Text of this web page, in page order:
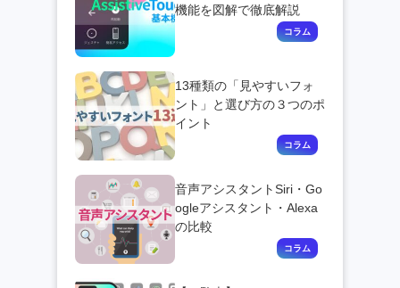
機能を図解で徹底解説
13種類の「見やすいフォ
ント」と選び方の３つのポ
イント
音声アシスタントSiri・Go
ogleアシスタント・Alexa
の比較